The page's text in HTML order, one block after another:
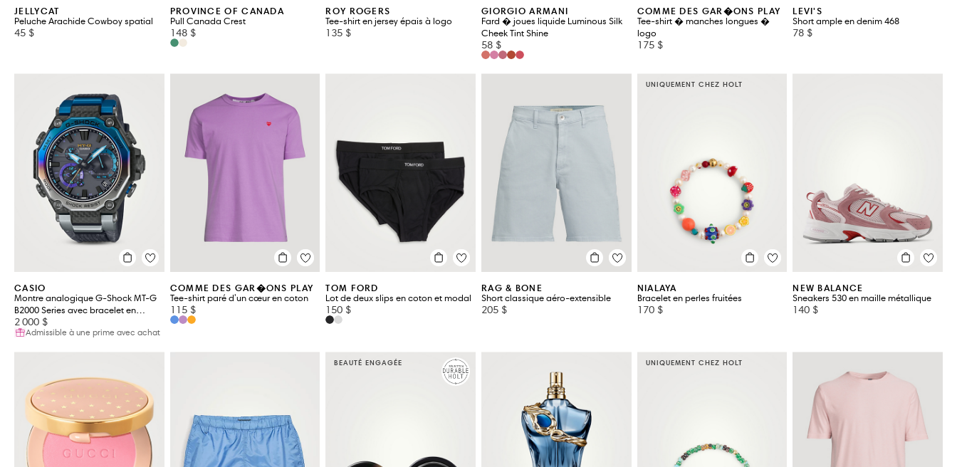
JELLYCAT
Peluche Arachide Cowboy spatial
45 $
PROVINCE OF CANADA
Pull Canada Crest
148 $
ROY ROGERS
Tee-shirt en jersey épais à logo
135 $
GIORGIO ARMANI
Fard � joues liquide Luminous Silk
Cheek Tint Shine
58 $
COMME DES GAR�ONS PLAY
Tee-shirt � manches longues �
logo
175 $
LEVI'S
Short ample en denim 468
78 $
CASIO
Montre analogique G-Shock MT-G
B2000 Series avec bracelet en
caoutchouc
2 000 $
Admissible à une prime avec achat
COMME DES GAR�ONS PLAY
Tee-shirt paré d'un cœur en coton
115 $
TOM FORD
Lot de deux slips en coton et modal
150 $
RAG & BONE
Short classique aéro-extensible
205 $
UNIQUEMENT CHEZ HOLT
NIALAYA
Bracelet en perles fruitées
170 $
NEW BALANCE
Sneakers 530 en maille métallique
140 $
BEAUTÉ ENGAGÉE UNIQUEMENT CHEZ HOLT